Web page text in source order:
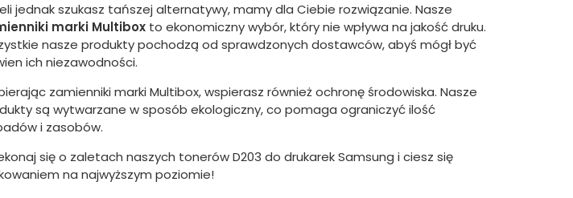
jednak szukasz tańszej alternatywy, mamy dla Ciebie rozwiązanie. Nasze
marki Multibox to ekonomiczny wybór, który nie wpływa na jakość druku.
nasze produkty pochodzą od sprawdzonych dostawców, abyś mógł być
ich niezawodności.
zamienniki marki Multibox, wspierasz również ochronę środowiska. Nasze
są wytwarzane w sposób ekologiczny, co pomaga ograniczyć ilość
i zasobów.
się o zaletach naszych tonerów D203 do drukarek Samsung i ciesz się
na najwyższym poziomie!